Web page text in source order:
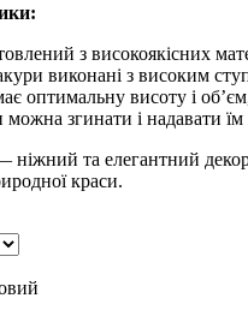
з високоякісних
виконані з високим
оптимальну висоту і
можна згинати і надавати
та елегантний
краси.